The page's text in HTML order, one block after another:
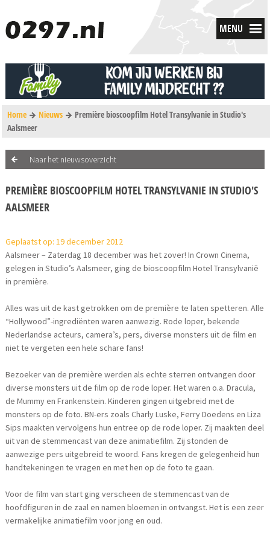
MENU
Home Nieuws
Première bioscoopfilm Hotel Transylvanie in Studio's
Aalsmeer
Naar het nieuwsoverzicht
PREMIÈRE BIOSCOOPFILM HOTEL TRANSYLVANIE IN STUDIO'S
AALSMEER
Geplaatst op: 19 december 2012
Aalsmeer – Zaterdag 18 december was het zover! In Crown Cinema,
gelegen in Studio’s Aalsmeer, ging de bioscoopfilm Hotel Transylvanië
in première.
Alles was uit de kast getrokken om de première te laten spetteren. Alle
“Hollywood”-ingrediënten waren aanwezig. Rode loper, bekende
Nederlandse acteurs, camera’s, pers, diverse monsters uit de film en
niet te vergeten een hele schare fans!
Bezoeker van de première werden als echte sterren ontvangen door
diverse monsters uit de film op de rode loper. Het waren o.a. Dracula,
de Mummy en Frankenstein. Kinderen gingen uitgebreid met de
monsters op de foto. BN-ers zoals Charly Luske, Ferry Doedens en Liza
Sips maakten vervolgens hun entree op de rode loper. Zij maakten deel
uit van de stemmencast van deze animatiefilm. Zij stonden de
aanwezige pers uitgebreid te woord. Fans kregen de gelegenheid hun
handtekeningen te vragen en met hen op de foto te gaan.
Voor de film van start ging verscheen de stemmencast van de
hoofdfiguren in de zaal en namen bloemen in ontvangst. Het is een zeer
vermakelijke animatiefilm voor jong en oud.